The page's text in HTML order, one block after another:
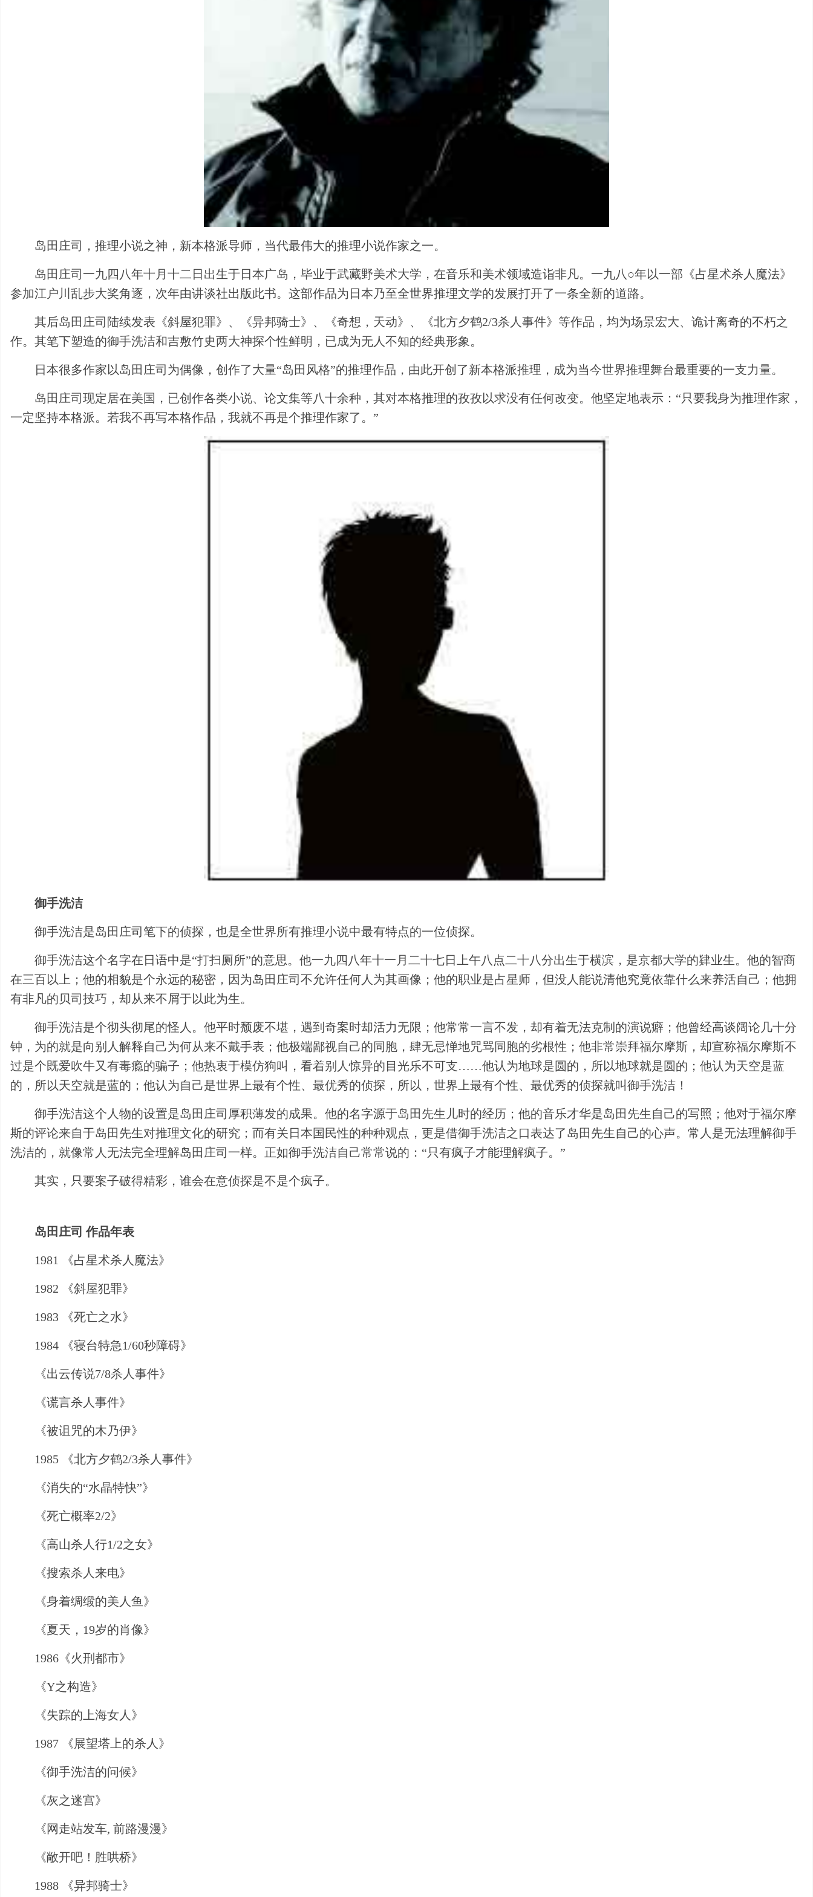
岛田庄司，推理小说之神，新本格派导师，当代最伟大的推理小说作家之一。
岛田庄司一九四八年十月十二日出生于日本广岛，毕业于武藏野美术大学，在音乐和美术领域造诣非凡。一九八○年以一部《占星术杀人魔法》
参加江户川乱步大奖角逐，次年由讲谈社出版此书。这部作品为日本乃至全世界推理文学的发展打开了一条全新的道路。
其后岛田庄司陆续发表《斜屋犯罪》、《异邦骑士》、《奇想，天动》、《北方夕鹤2/3杀人事件》等作品，均为场景宏大、诡计离奇的不朽之
作。其笔下塑造的御手洗洁和吉敷竹史两大神探个性鲜明，已成为无人不知的经典形象。
日本很多作家以岛田庄司为偶像，创作了大量“岛田风格”的推理作品，由此开创了新本格派推理，成为当今世界推理舞台最重要的一支力量。
岛田庄司现定居在美国，已创作各类小说、论文集等八十余种，其对本格推理的孜孜以求没有任何改变。他坚定地表示：“只要我身为推理作家，
一定坚持本格派。若我不再写本格作品，我就不再是个推理作家了。”
御手洗洁
御手洗洁是岛田庄司笔下的侦探，也是全世界所有推理小说中最有特点的一位侦探。
御手洗洁这个名字在日语中是“打扫厕所”的意思。他一九四八年十一月二十七日上午八点二十八分出生于横滨，是京都大学的肄业生。他的智商
在三百以上；他的相貌是个永远的秘密，因为岛田庄司不允许任何人为其画像；他的职业是占星师，但没人能说清他究竟依靠什么来养活自己；他拥
有非凡的贝司技巧，却从来不屑于以此为生。
御手洗洁是个彻头彻尾的怪人。他平时颓废不堪，遇到奇案时却活力无限；他常常一言不发，却有着无法克制的演说癖；他曾经高谈阔论几十分
钟，为的就是向别人解释自己为何从来不戴手表；他极端鄙视自己的同胞，肆无忌惮地咒骂同胞的劣根性；他非常崇拜福尔摩斯，却宣称福尔摩斯不
过是个既爱吹牛又有毒瘾的骗子；他热衷于模仿狗叫，看着别人惊异的目光乐不可支……他认为地球是圆的，所以地球就是圆的；他认为天空是蓝
的，所以天空就是蓝的；他认为自己是世界上最有个性、最优秀的侦探，所以，世界上最有个性、最优秀的侦探就叫御手洗洁！
御手洗洁这个人物的设置是岛田庄司厚积薄发的成果。他的名字源于岛田先生儿时的经历；他的音乐才华是岛田先生自己的写照；他对于福尔摩
斯的评论来自于岛田先生对推理文化的研究；而有关日本国民性的种种观点，更是借御手洗洁之口表达了岛田先生自己的心声。常人是无法理解御手
洗洁的，就像常人无法完全理解岛田庄司一样。正如御手洗洁自己常常说的：“只有疯子才能理解疯子。”
其实，只要案子破得精彩，谁会在意侦探是不是个疯子。
岛田庄司 作品年表
1981 《占星术杀人魔法》
1982 《斜屋犯罪》
1983 《死亡之水》
1984 《寝台特急1/60秒障碍》
《出云传说7/8杀人事件》
《谎言杀人事件》
《被诅咒的木乃伊》
1985 《北方夕鹤2/3杀人事件》
《消失的“水晶特快”》
《死亡概率2/2》
《高山杀人行1/2之女》
《搜索杀人来电》
《身着绸缎的美人鱼》
《夏天，19岁的肖像》
1986《火刑都市》
《Y之构造》
《失踪的上海女人》
1987 《展望塔上的杀人》
《御手洗洁的问候》
《灰之迷宫》
《网走站发车, 前路漫漫》
《敞开吧！胜哄桥》
1988 《异邦骑士》